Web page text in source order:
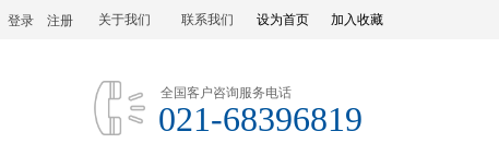
设为首页 加入收藏
登录 注册 联系我们
关于我们
全国客户咨询服务电话
021-68396819